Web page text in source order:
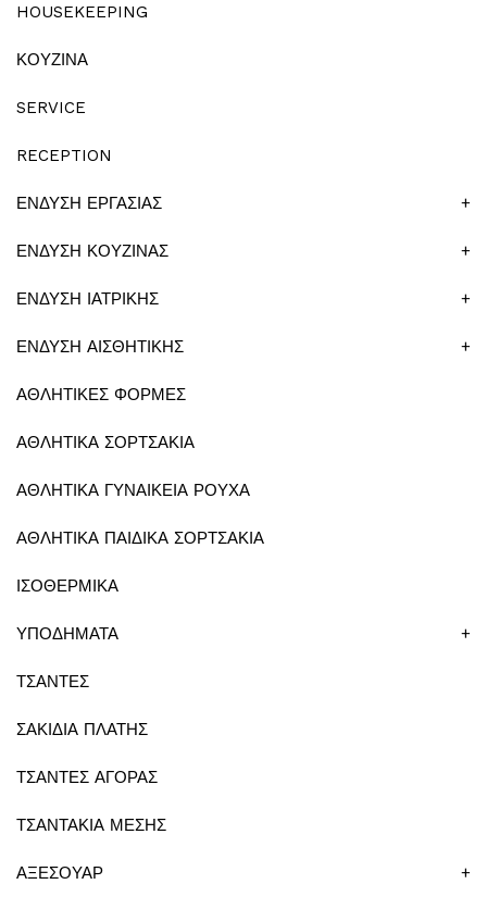
HOUSEKEEPING
ΚΟΥΖΙΝΑ
SERVICE
RECEPTION
ΕΝΔΥΣΗ ΕΡΓΑΣΙΑΣ +
ΕΝΔΥΣΗ ΚΟΥΖΙΝΑΣ +
ΕΝΔΥΣΗ ΙΑΤΡΙΚΗΣ +
ΕΝΔΥΣΗ ΑΙΣΘΗΤΙΚΗΣ +
ΑΘΛΗΤΙΚΕΣ ΦΟΡΜΕΣ
ΑΘΛΗΤΙΚΑ ΣΟΡΤΣΑΚΙΑ
ΑΘΛΗΤΙΚΑ ΓΥΝΑΙΚΕΙΑ ΡΟΥΧΑ
ΑΘΛΗΤΙΚΑ ΠΑΙΔΙΚΑ ΣΟΡΤΣΑΚΙΑ
ΙΣΟΘΕΡΜΙΚΑ
ΥΠΟΔΗΜΑΤΑ +
ΤΣΑΝΤΕΣ
ΣΑΚΙΔΙΑ ΠΛΑΤΗΣ
ΤΣΑΝΤΕΣ ΑΓΟΡΑΣ
ΤΣΑΝΤΑΚΙΑ ΜΕΣΗΣ
ΑΞΕΣΟΥΑΡ +